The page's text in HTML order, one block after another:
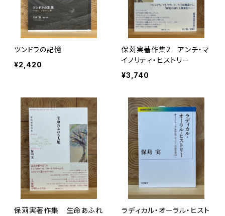
ツンドラの記憶
¥2,420
保苅実著作集2 アンチ・マ
イノリティ・ヒストリー
¥3,740
保苅実著作集 生命あふれ
ラディカル・オーラル・ヒスト